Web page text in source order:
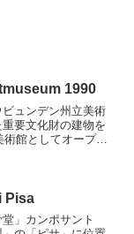
1990
ュンデン州立美術
要文化財の建物を
館としてオープン
Pisa
」カンポサント